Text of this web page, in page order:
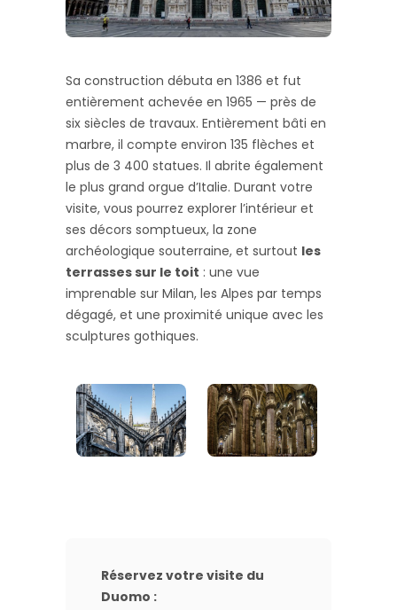
Sa construction débuta en 1386 et fut
entièrement achevée en 1965 — près de
six siècles de travaux. Entièrement bâti en
marbre, il compte environ 135 flèches et
plus de 3 400 statues. Il abrite également
le plus grand orgue d’Italie. Durant votre
visite, vous pourrez explorer l’intérieur et
ses décors somptueux, la zone
archéologique souterraine, et surtout les
terrasses sur le toit : une vue
imprenable sur Milan, les Alpes par temps
dégagé, et une proximité unique avec les
sculptures gothiques.
Réservez votre visite du
Duomo :